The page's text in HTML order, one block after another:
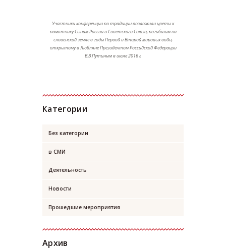
Участники конференции по традиции возложили цветы к
памятнику Сынам России и Советского Союза, погибшим на
словенской земле в годы Первой и Второй мировых войн,
открытому в Любляне Президентом Российской Федерации
В.В.Путиным в июле 2016 г
Категории
Без категории
в СМИ
Деятельность
Новости
Прошедшие мероприятия
Архив